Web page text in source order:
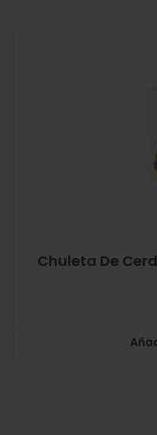
Chuleta De